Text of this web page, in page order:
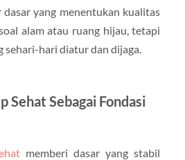
yang menentukan kualitas
alam atau ruang hijau, tetapi
sehari-hari diatur dan dijaga.
Sehat Sebagai Fondasi
memberi dasar yang stabil